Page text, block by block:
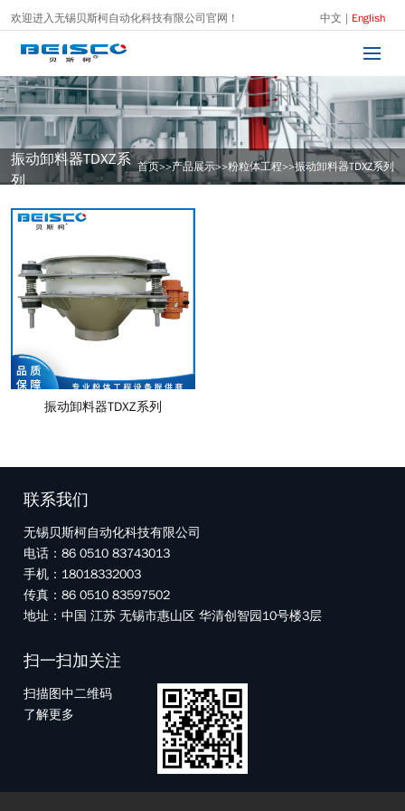
欢迎进入无锡贝斯柯自动化科技有限公司官网 ! 中文 | English
振动卸料器TDXZ系
列
首页>>产品展示>>粉粒体工程>>振动卸料器TDXZ系列
振动卸料器TDXZ系列
联系我们
无锡贝斯柯自动化科技有限公司
电话：86 0510 83743013
手机：18018332003
传真：86 0510 83597502
地址：中国 江苏 无锡市惠山区 华清创智园10号楼3层
扫一扫加关注
扫描图中二维码
了解更多